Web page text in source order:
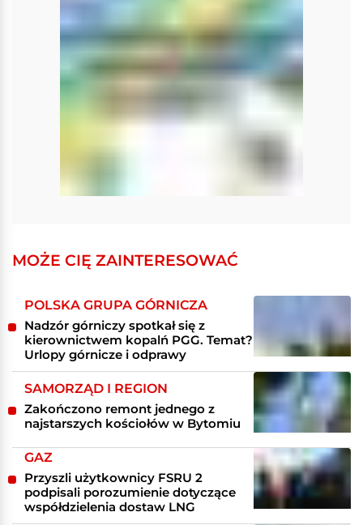
MOŻE CIĘ ZAINTERESOWAĆ
POLSKA GRUPA GÓRNICZA
Nadzór górniczy spotkał się z
kierownictwem kopalń PGG. Temat?
Urlopy górnicze i odprawy
SAMORZĄD I REGION
Zakończono remont jednego z
najstarszych kościołów w Bytomiu
GAZ
Przyszli użytkownicy FSRU 2
podpisali porozumienie dotyczące
współdzielenia dostaw LNG